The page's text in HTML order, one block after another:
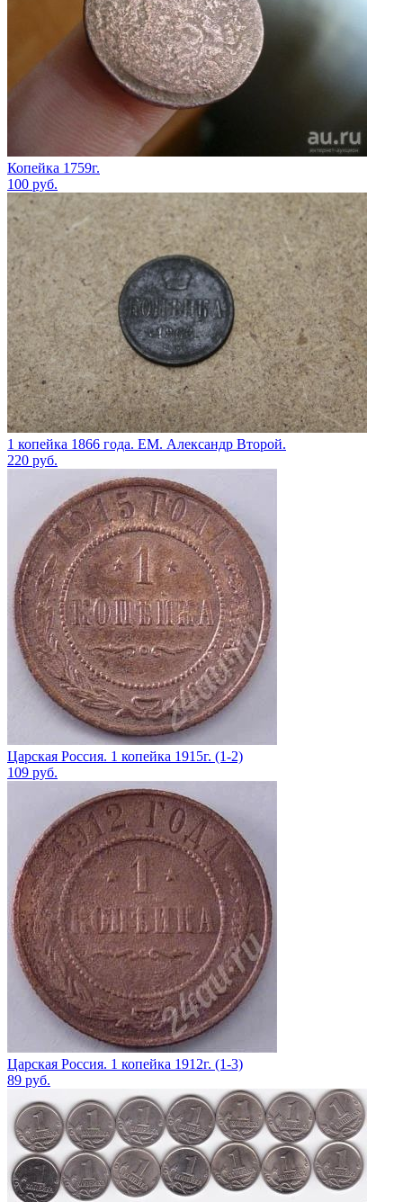
Копейка 1759г.
100 руб.
1 копейка 1866 года. ЕМ. Александр Второй.
220 руб.
Царская Россия. 1 копейка 1915г. (1-2)
109 руб.
Царская Россия. 1 копейка 1912г. (1-3)
89 руб.